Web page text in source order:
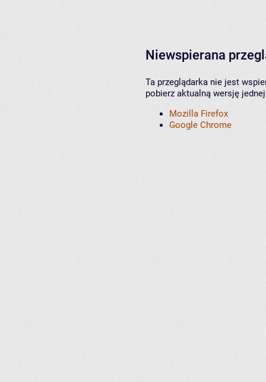
Niewspierana
Ta przeglądarka nie jest
pobierz aktualną wersję
Mozilla Firefox
Google Chrome